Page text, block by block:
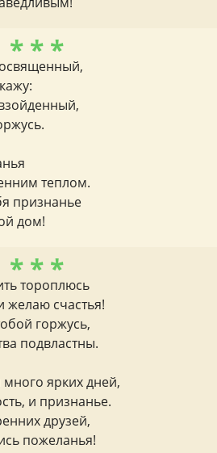
* * *
теплом.
признанье
дом!
* * *
тороплюсь
счастья!
горжусь,
подвластны.
много ярких дней,
и признанье.
друзей,
пожеланья!